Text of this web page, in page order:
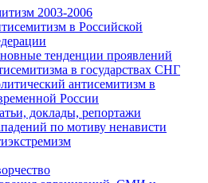
2003-2006
в Российской
тенденции проявлений
в государствах СНГ
антисемитизм в
России
доклады, репортажи
по мотиву ненависти